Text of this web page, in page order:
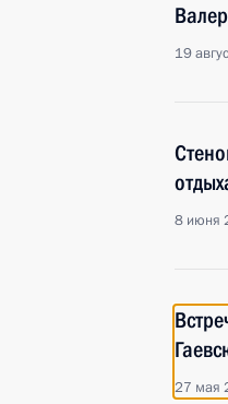
19
8 июня
27 мая